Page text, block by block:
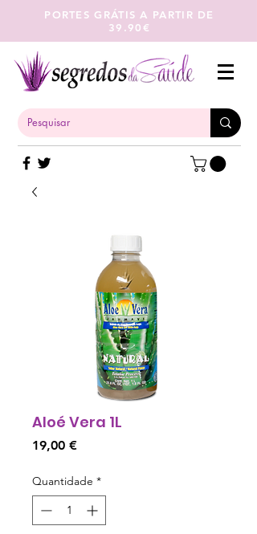
PORTES GRÁTIS A PARTIR DE
39.90€
Aloé Vera 1L
19,00 €Preço
Quantidade *